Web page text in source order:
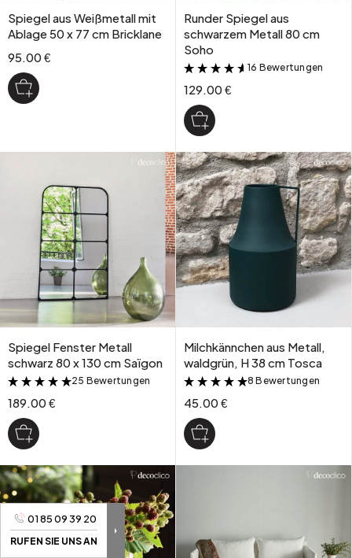
01 85 09 39 20
RUFEN SIE UNS AN
Spiegel aus Weißmetall mit
Ablage 50 x 77 cm Bricklane
95.00 €
Runder Spiegel aus
schwarzem Metall 80 cm
Soho
&
16 Bewertungen
129.00 €
Spiegel Fenster Metall
schwarz 80 x 130 cm Saïgon
&
25 Bewertungen
189.00 €
Milchkännchen aus Metall,
waldgrün, H 38 cm Tosca
&
8 Bewertungen
45.00 €